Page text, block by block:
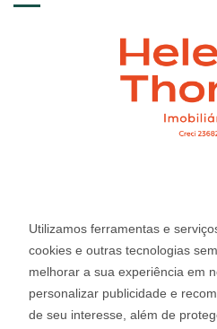
Utilizamos ferramentas e
cookies e outras tecnologias
melhorar a sua experiência em
personalizar publicidade e
de seu interesse, além de
Informações de
(54) 3412-2220